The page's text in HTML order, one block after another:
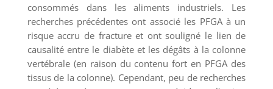
consommés dans les aliments industriels. Les
recherches précédentes ont associé les PFGA à un
risque accru de fracture et ont souligné le lien de
causalité entre le diabète et les dégâts à la colonne
vertébrale (en raison du contenu fort en PFGA des
tissus de la colonne). Cependant, peu de recherches